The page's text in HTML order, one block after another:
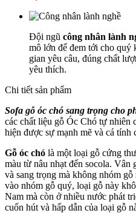
Đội ngũ công nhân lành
mô lớn để đem tới cho quý
gian yêu câu, đúng chất
yêu thích.
Chi tiết sản phẩm
Sofa gỗ óc chó sang trọng cho
các chất liệu gỗ Óc Chó tự nhiên
hiện được sự mạnh mẽ và cá tính
Gỗ óc chó là một loại gỗ cứng
màu từ nâu nhạt đến socola. Vân
và sang trọng mà không nhóm
vào nhóm gỗ quý, loại gỗ này
Nam mà còn ở nhiều nước phát
cuốn hút và hấp dẫn của loại gỗ